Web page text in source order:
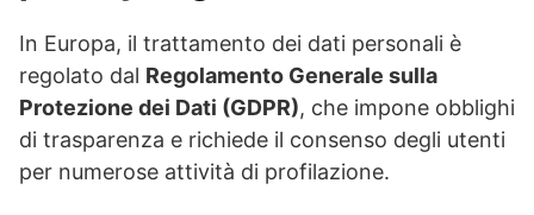
In Europa, il trattamento dei dati personali è
regolato dal Regolamento Generale sulla
Protezione dei Dati (GDPR), che impone obblighi
di trasparenza e richiede il consenso degli utenti
per numerose attività di profilazione.